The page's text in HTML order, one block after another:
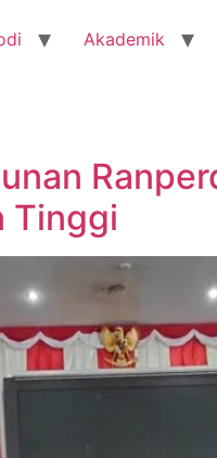
Akademik
Tinggi